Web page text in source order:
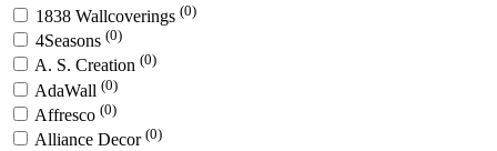
1838 Wallcoverings (0)
4Seasons (0)
A. S. Creation (0)
AdaWall (0)
Affresco (0)
Alliance Decor (0)